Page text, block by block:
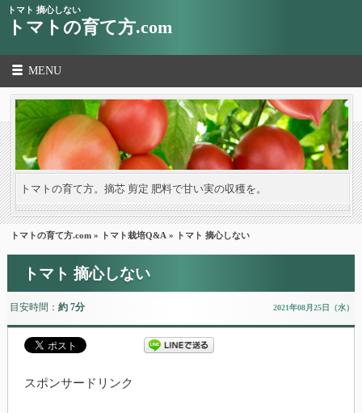
トマト 摘心しない
トマトの育て方.com
MENU
トマトの育て方。摘芯 剪定 肥料で甘い実の収穫を。
トマトの育て方.com » トマト栽培Q&A » トマト 摘心しない
トマト 摘心しない
目安時間： 約 7分 2021年08月25日（水）
スポンサードリンク